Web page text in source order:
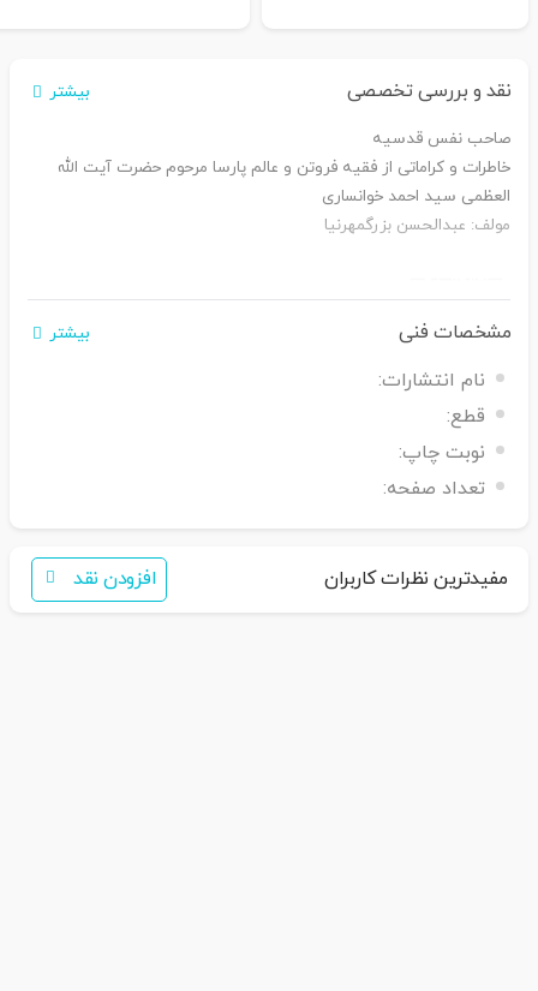
نقد و بررسی تخصصی بیشتر
صاحب نفس قدسیه
خاطرات و کراماتی از فقیه فروتن و عالم پارسا مرحوم حضرت آیت الله
العظمی سید احمد خوانساری
مولف: عبدالحسن بزرگمهرنیا
اگر برای خرید تمایل به عضویت در سایت ندارید،
فقط کافی است نام محصول
همکاران ما با شما تماس خواهند گرفت
مشخصات فنی بیشتر
نام انتشارات:
قطع:
نوبت چاپ:
تعداد صفحه:
مفیدترین نظرات کاربران افزودن نقد